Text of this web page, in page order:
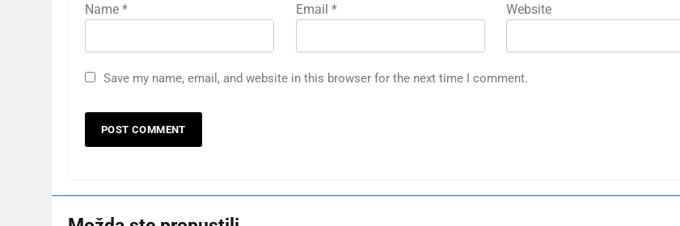
Name * Email * Website
Save my name, email, and website in this browser for the next time I comment.